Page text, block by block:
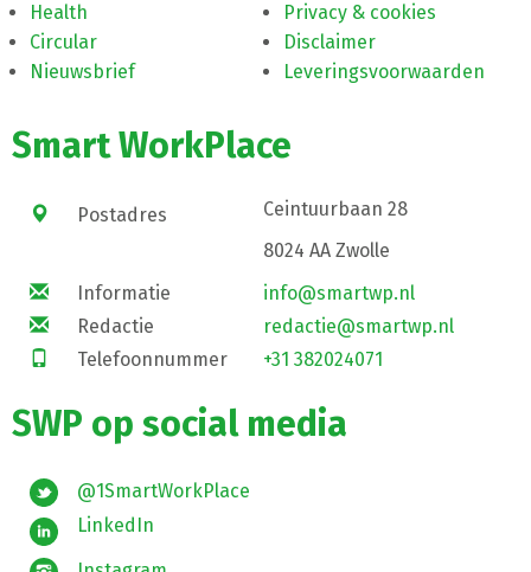
Health
Circular
Nieuwsbrief
Privacy & cookies
Disclaimer
Leveringsvoorwaarden
Smart WorkPlace
Postadres
Ceintuurbaan 28
8024 AA Zwolle
Informatie
info@smartwp.nl
Redactie
redactie@smartwp.nl
Telefoonnummer
+31 382024071
SWP op social media
@1SmartWorkPlace
LinkedIn